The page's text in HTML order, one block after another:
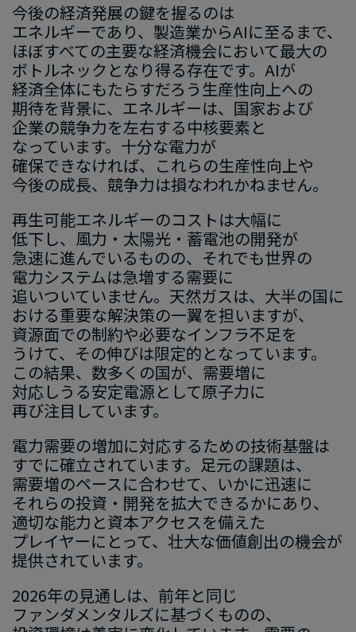
今後の​経済発展の​鍵を​握るのは​
エネルギーであり、​製造業から​AIに​至るまで、​
ほぼすべての​主要な​経済機会に​おいて​最大の​
ボトルネックと​なり得る​存在です。​AIが​
経済全体にもたらすだろう​生産性向上への​
期待を​背景に、​エネルギーは、​国家および​
企業の​競争力を​左右する​中核要素と​
なっています。​十分な​電力が​
確保できなければ、​これらの​生産性向上や​
今後の​成長、​競争力は​損なわれかねません。
再生可能エネルギーの​コストは​大幅に​
低下し、​風力・太陽光・蓄電池の​開発が​
急速に​進んでいる​ものの、​それでも​世界の​
電力システムは​急増する​需要に​
追いついていません。​天然ガスは、​大半の​国に​
おける​重要な​解決策の​一翼を​担いますが、​
資源面での​制約や​必要な​インフラ不足を​
うけて、​その​伸びは​限定的と​なっています。​
この​結果、​数多くの​国が、​需要増に​
対応しうる​安定電源と​して​原子力に​
再び注目しています。
電力需要の​増加に​対応する​ための​技術基盤は​
すでに​確立されています。​足元の​課題は、​
需要増の​ペースに​合わせて、​いかに​迅速に​
それらの​投資・開発を​拡大できるかに​あり、​
適切な​能力と​資本アクセスを​備えた​
プレイヤーに​とって、​壮大な​価値創出の​機会が​
提供されています。
2026年の​見通しは、​前年と​同じ​
ファンダメンタルズに​基づく​ものの、​